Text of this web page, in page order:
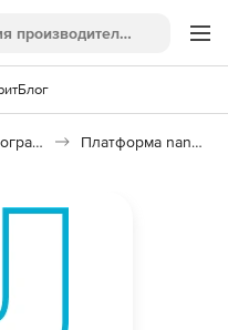
Блог
Базовые программы Платформа nanoCAD 26